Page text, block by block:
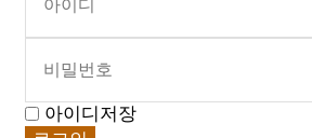
아이디저장